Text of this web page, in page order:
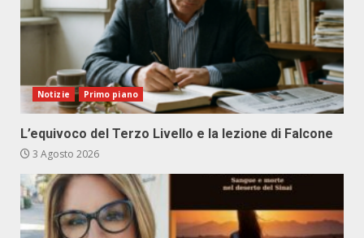
Notizie Primo piano
L’equivoco del Terzo Livello e la lezione di Falcone
3 Agosto 2026